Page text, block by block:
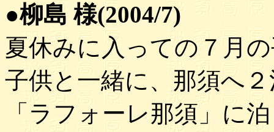
●柳島 様(2004/7)
夏休みに入っての７月
子供と一緒に、那須へ
「ラフォーレ那須」に